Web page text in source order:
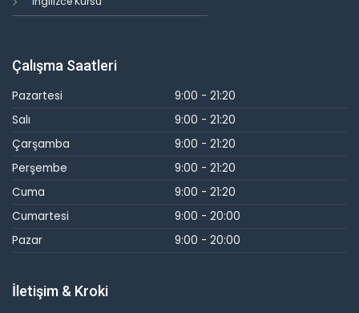
Çalışma Saatleri
Pazartesi
9:00 - 21:20
Salı
9:00 - 21:20
Çarşamba
9:00 - 21:20
Perşembe
9:00 - 21:20
Cuma
9:00 - 21:20
Cumartesi
9:00 - 20:00
Pazar
9:00 - 20:00
İletişim & Kroki